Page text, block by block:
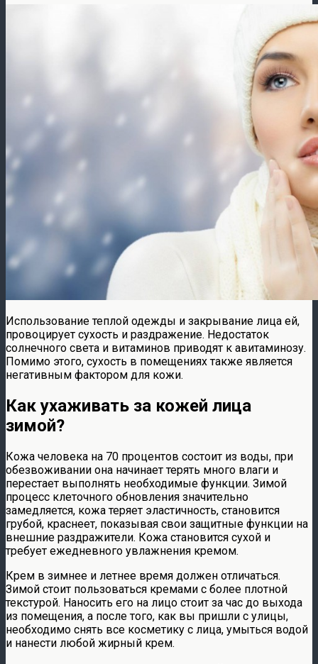
Использование теплой одежды и закрывание лица ей,
провоцирует сухость и раздражение. Недостаток
солнечного света и витаминов приводят к авитаминозу.
Помимо этого, сухость в помещениях также является
негативным фактором для кожи.
Как ухаживать за кожей лица
зимой?
Кожа человека на 70 процентов состоит из воды, при
обезвоживании она начинает терять много влаги и
перестает выполнять необходимые функции. Зимой
процесс клеточного обновления значительно
замедляется, кожа теряет эластичность, становится
грубой, краснеет, показывая свои защитные функции на
внешние раздражители. Кожа становится сухой и
требует ежедневного увлажнения кремом.
Крем в зимнее и летнее время должен отличаться.
Зимой стоит пользоваться кремами с более плотной
текстурой. Наносить его на лицо стоит за час до выхода
из помещения, а после того, как вы пришли с улицы,
необходимо снять все косметику с лица, умыться водой
и нанести любой жирный крем.